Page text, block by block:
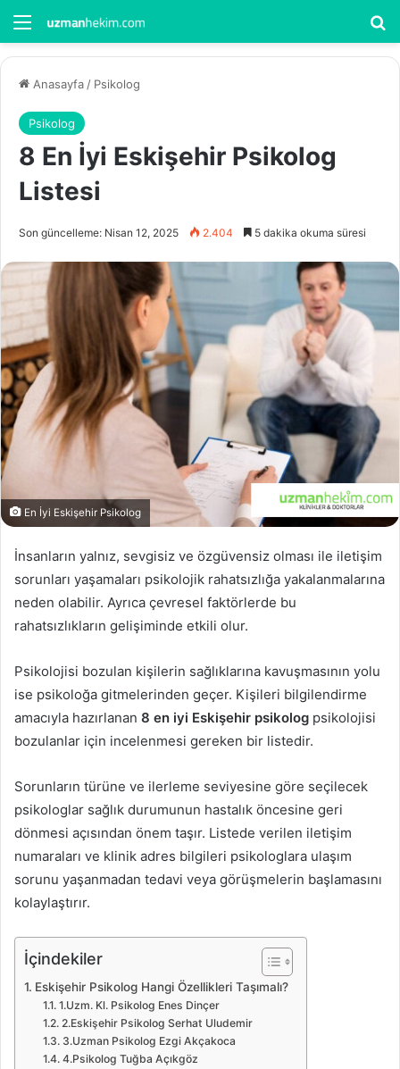
Menü
Anasayfa / Psikolog
Psikolog
8 En İyi Eskişehir Psikolog
Listesi
Son güncelleme: Nisan 12, 2025 2.404 5 dakika okuma süresi
En İyi Eskişehir Psikolog
İnsanların yalnız, sevgisiz ve özgüvensiz olması ile iletişim
sorunları yaşamaları psikolojik rahatsızlığa yakalanmalarına
neden olabilir. Ayrıca çevresel faktörlerde bu
rahatsızlıkların gelişiminde etkili olur.
Psikolojisi bozulan kişilerin sağlıklarına kavuşmasının yolu
ise psikoloğa gitmelerinden geçer. Kişileri bilgilendirme
amacıyla hazırlanan 8 en iyi Eskişehir psikolog psikolojisi
bozulanlar için incelenmesi gereken bir listedir.
Sorunların türüne ve ilerleme seviyesine göre seçilecek
psikologlar sağlık durumunun hastalık öncesine geri
dönmesi açısından önem taşır. Listede verilen iletişim
numaraları ve klinik adres bilgileri psikologlara ulaşım
sorunu yaşanmadan tedavi veya görüşmelerin başlamasını
kolaylaştırır.
İçindekiler
Eskişehir Psikolog Hangi Özellikleri Taşımalı?
1.Uzm. Kl. Psikolog Enes Dinçer
2.Eskişehir Psikolog Serhat Uludemir
3.Uzman Psikolog Ezgi Akçakoca
4.Psikolog Tuğba Açıkgöz